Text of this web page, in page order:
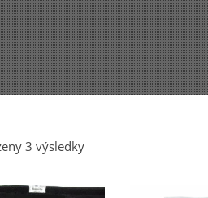
3 výsledkySeřazeno
oblíbenosti